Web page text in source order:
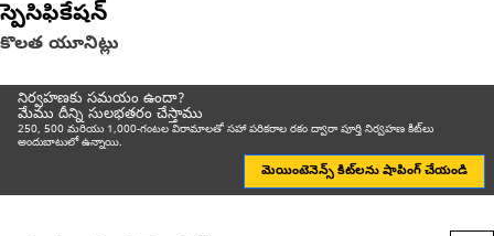
స్పెసిఫికేషన్
కొలత యూనిట్లు
నిర్వహణకు సమయం ఉందా?
మేము దీన్ని సులభతరం చేస్తాము
250, 500 మరియు 1,000-గంటల విరామాలతో సహా పరికరాల రకం ద్వారా పూర్తి నిర్వహణ కిట్‌లు
అందుబాటులో ఉన్నాయి.
మెయింటెనెన్స్ కిట్‌లను షాపింగ్ చేయండి